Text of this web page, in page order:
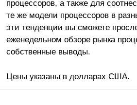
процессоров, а также для
те же модели процессоров в
эти тенденции вы сможете
еженедельном обзоре рынка
собственные выводы.
Цены указаны в долларах США.